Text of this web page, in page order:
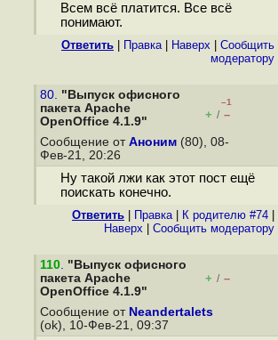
Всем всё платится. Все всё
понимают.
Ответить Правка| Наверх
Cообщить
модератору
80. "Выпуск офисного
пакета Apache
OpenOffice 4.1.9"
–1
+ / –
Сообщение от Аноним (80), 08-
Фев-21, 20:26
Ну такой лжи как этот пост ещё
поискать конечно.
Ответить Правка| К родителю #74
Наверх
Cообщить модератору
110. "Выпуск офисного
пакета Apache
OpenOffice 4.1.9"
+ / –
Сообщение от Neandertalets
(ok), 10-Фев-21, 09:37